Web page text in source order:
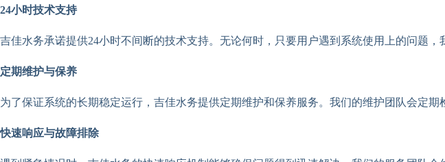
24小时技术支持
吉佳水务承诺提供24小时不间断的技术支持。无论何时，只要用户遇到系统使用上的问题
定期维护与保养
为了保证系统的长期稳定运行，吉佳水务提供定期维护和保养服务。我们的维护团队会定
快速响应与故障排除